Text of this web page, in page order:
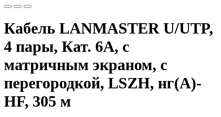
Кабель LANMASTER U/UTP,
4 пары, Кат. 6A, с
матричным экраном, с
перегородкой, LSZH, нг(A)-
HF, 305 м